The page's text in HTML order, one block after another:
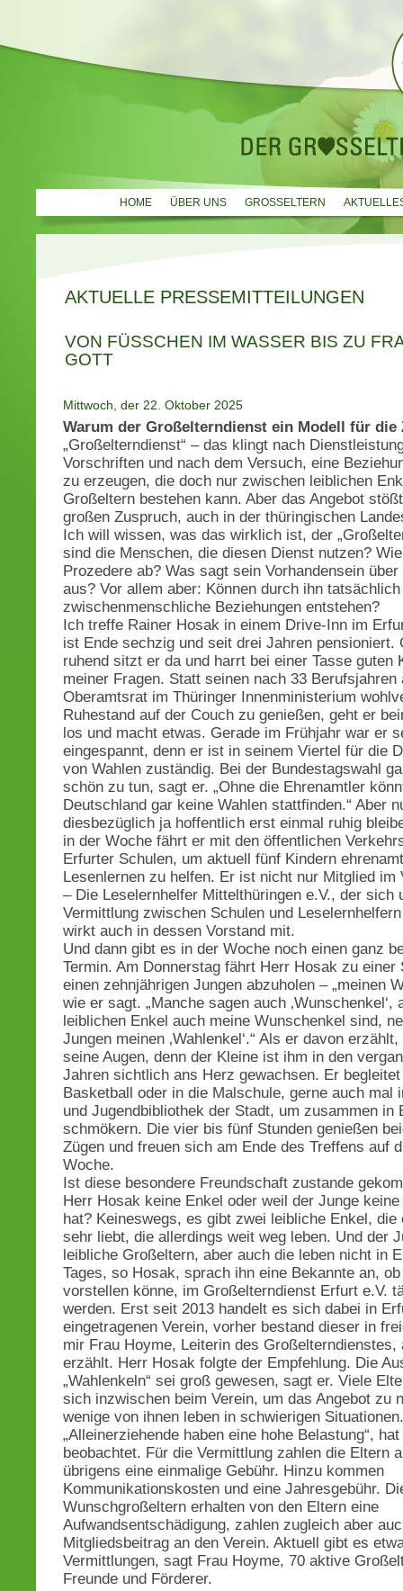
HOME ÜBER UNS GROSSELTERN
AKTUELLE PRESSEMITTEILUNGEN
VON FÜSSCHEN IM WASSER BIS ZU
OTT
Mittwoch, der 22. Oktober 2025
Warum der Großelterndienst ein Modell für
„Großelterndienst“ – das klingt nach
Vorschriften und nach dem Versuch, eine
zu erzeugen, die doch nur zwischen leiblichen
Großeltern bestehen kann. Aber das Angebot
großen Zuspruch, auch in der thüringischen
Ich will wissen, was das wirklich ist, der
sind die Menschen, die diesen Dienst nutzen?
Prozedere ab? Was sagt sein Vorhandensein
aus? Vor allem aber: Können durch ihn
zwischenmenschliche Beziehungen entstehen?
Ich treffe Rainer Hosak in einem Drive-Inn im
ist Ende sechzig und seit drei Jahren pensioniert.
ruhend sitzt er da und harrt bei einer Tasse guten
meiner Fragen. Statt seinen nach 33 Berufsjahren
Oberamtsrat im Thüringer Innenministerium
Ruhestand auf der Couch zu genießen, geht er
los und macht etwas. Gerade im Frühjahr war er
eingespannt, denn er ist in seinem Viertel für die
von Wahlen zuständig. Bei der Bundestagswahl
schön zu tun, sagt er. „Ohne die Ehrenamtler
Deutschland gar keine Wahlen stattfinden.“ Aber
diesbezüglich ja hoffentlich erst einmal ruhig
in der Woche fährt er mit den öffentlichen
Erfurter Schulen, um aktuell fünf Kindern
Lesenlernen zu helfen. Er ist nicht nur Mitglied im
– Die Leselernhelfer Mittelthüringen e.V., der sich
Vermittlung zwischen Schulen und
wirkt auch in dessen Vorstand mit.
Und dann gibt es in der Woche noch einen ganz
Termin. Am Donnerstag fährt Herr Hosak zu einer
einen zehnjährigen Jungen abzuholen – „meinen
wie er sagt. „Manche sagen auch ‚Wunschenkel‘,
leiblichen Enkel auch meine Wunschenkel sind,
Jungen meinen ‚Wahlenkel‘.“ Als er davon
seine Augen, denn der Kleine ist ihm in den
Jahren sichtlich ans Herz gewachsen. Er
Basketball oder in die Malschule, gerne auch mal
und Jugendbibliothek der Stadt, um zusammen in
schmökern. Die vier bis fünf Stunden genießen
Zügen und freuen sich am Ende des Treffens auf
Woche.
Ist diese besondere Freundschaft zustande
Herr Hosak keine Enkel oder weil der Junge
hat? Keineswegs, es gibt zwei leibliche Enkel, die
sehr liebt, die allerdings weit weg leben. Und der
leibliche Großeltern, aber auch die leben nicht in
Tages, so Hosak, sprach ihn eine Bekannte an,
vorstellen könne, im Großelterndienst Erfurt e.V.
werden. Erst seit 2013 handelt es sich dabei in
eingetragenen Verein, vorher bestand dieser in
mir Frau Hoyme, Leiterin des Großelterndienstes,
erzählt. Herr Hosak folgte der Empfehlung. Die
„Wahlenkeln“ sei groß gewesen, sagt er. Viele
sich inzwischen beim Verein, um das Angebot zu
wenige von ihnen leben in schwierigen Situationen.
„Alleinerziehende haben eine hohe Belastung“,
beobachtet. Für die Vermittlung zahlen die Eltern
übrigens eine einmalige Gebühr. Hinzu kommen
Kommunikationskosten und eine Jahresgebühr.
Wunschgroßeltern erhalten von den Eltern eine
Aufwandsentschädigung, zahlen zugleich aber
Mitgliedsbeitrag an den Verein. Aktuell gibt es
Vermittlungen, sagt Frau Hoyme, 70 aktive
Freunde und Förderer.